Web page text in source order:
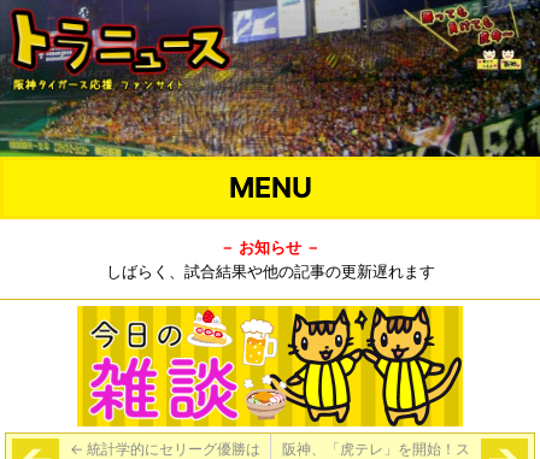
MENU
－ お知らせ －
しばらく、試合結果や他の記事の更新遅れます
← 統計学的にセリーグ優勝は
阪神、「虎テレ」を開始！ス